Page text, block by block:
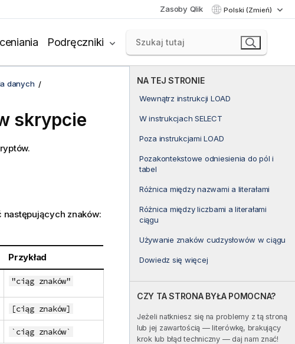
Zasoby Qlik Polski (Zmień)
Podręczniki
NA TEJ STRONIE
Wewnątrz instrukcji LOAD
W instrukcjach SELECT
Poza instrukcjami LOAD
Pozakontekstowe odniesienia do pól i
tabel
Różnica między nazwami a literałami
Różnica między liczbami a literałami
ciągu
Używanie znaków cudzysłowów w ciągu
Dowiedz się więcej
CZY TA STRONA BYŁA POMOCNA?
Jeżeli natkniesz się na problemy z tą stroną
lub jej zawartością — literówkę, brakujący
krok lub błąd techniczny — daj nam znać!
danych
skrypcie
następujących znaków:
Przykład
"ciąg znaków"
[ciąg znaków]
`ciąg znaków`